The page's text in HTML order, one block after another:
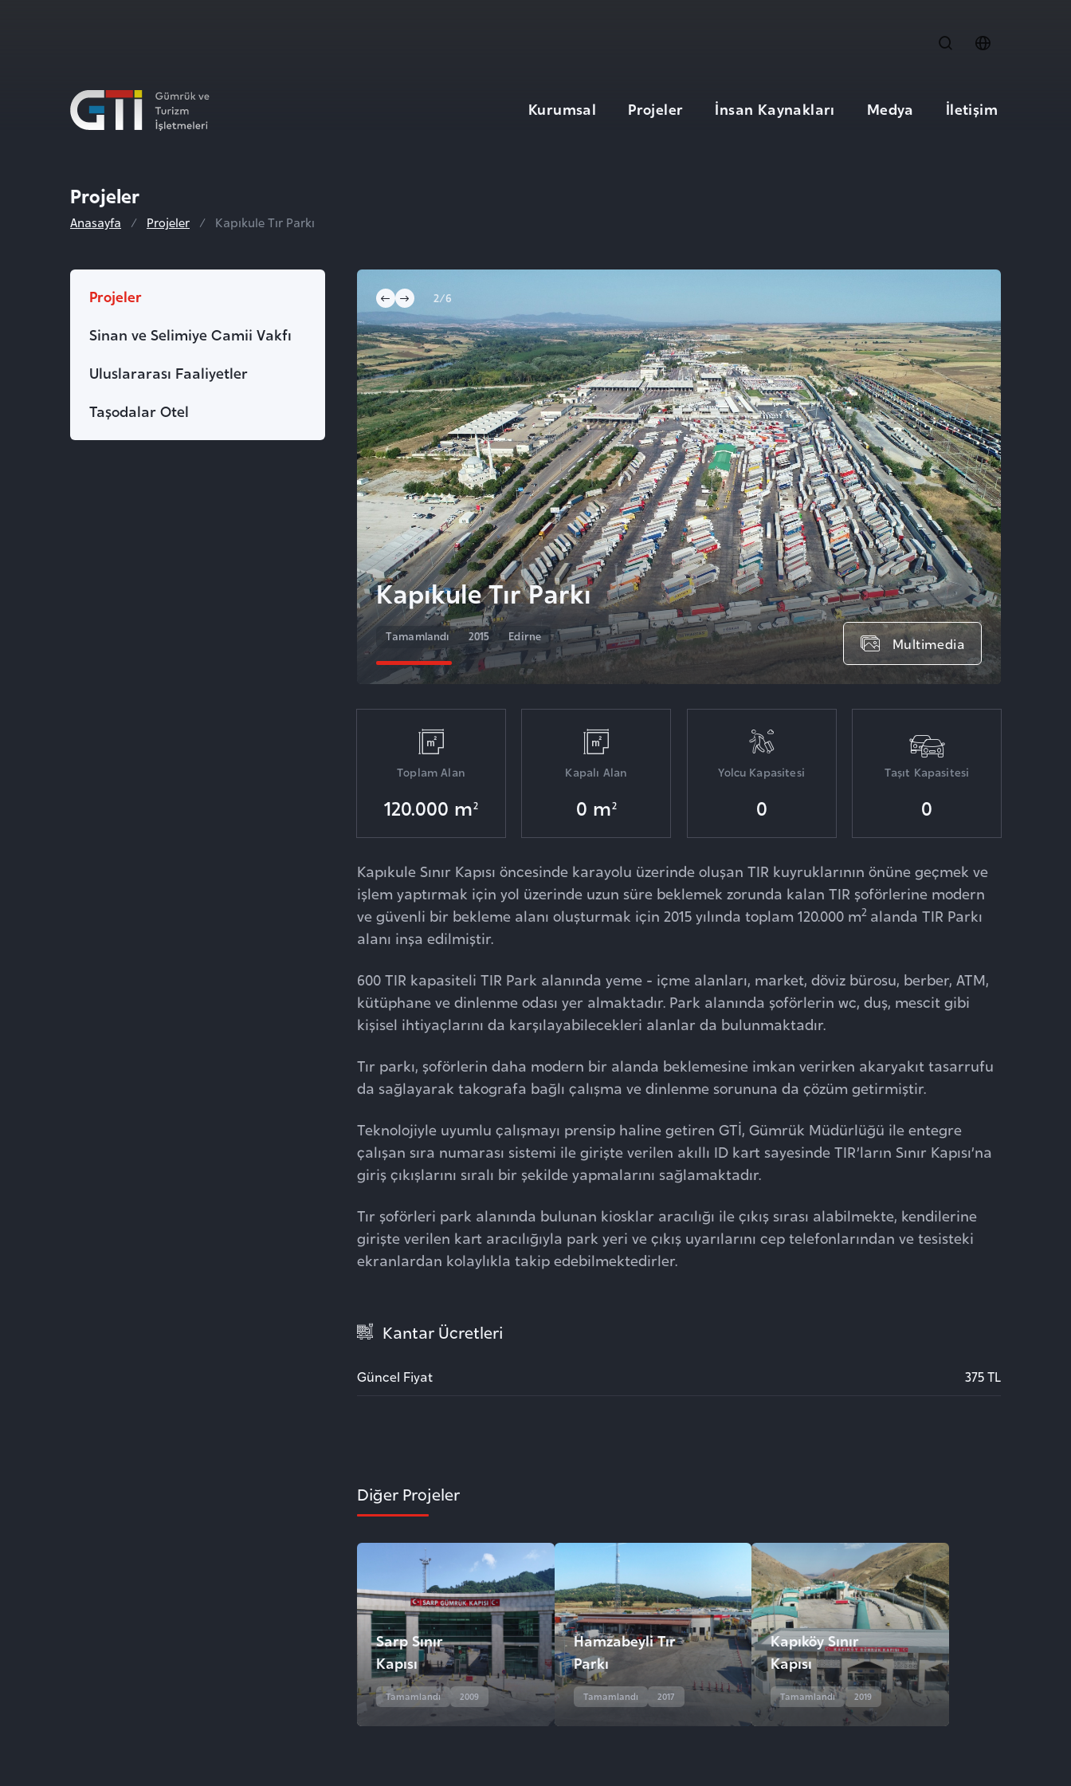
Kurumsal
Kalite
Projeler İnsan Kaynakları Medya İletişim
Projeler
Anasayfa Projeler Kapıkule Tır Parkı
3/6
Kapıkule Tır Parkı
Tamamlandı 2015 Edirne Multimedia
Toplam Alan
120.000 m2
Kapalı Alan
0 m2
Yolcu Kapasitesi
0
Taşıt Kapasitesi
0
Kapıkule Sınır Kapısı öncesinde karayolu üzerinde oluşan TIR kuyruklarının önüne geçmek ve
işlem yaptırmak için yol üzerinde uzun süre beklemek zorunda kalan TIR şoförlerine modern
ve güvenli bir bekleme alanı oluşturmak için 2015 yılında toplam 120.000 m2 alanda TIR Parkı
alanı inşa edilmiştir.
600 TIR kapasiteli TIR Park alanında yeme - içme alanları, market, döviz bürosu, berber, ATM,
kütüphane ve dinlenme odası yer almaktadır. Park alanında şoförlerin wc, duş, mescit gibi
kişisel ihtiyaçlarını da karşılayabilecekleri alanlar da bulunmaktadır.
Tır parkı, şoförlerin daha modern bir alanda beklemesine imkan verirken akaryakıt tasarrufu
da sağlayarak takografa bağlı çalışma ve dinlenme sorununa da çözüm getirmiştir.
Teknolojiyle uyumlu çalışmayı prensip haline getiren GTİ, Gümrük Müdürlüğü ile entegre
çalışan sıra numarası sistemi ile girişte verilen akıllı ID kart sayesinde TIR’ların Sınır Kapısı’na
giriş çıkışlarını sıralı bir şekilde yapmalarını sağlamaktadır.
Tır şoförleri park alanında bulunan kiosklar aracılığı ile çıkış sırası alabilmekte, kendilerine
girişte verilen kart aracılığıyla park yeri ve çıkış uyarılarını cep telefonlarından ve tesisteki
ekranlardan kolaylıkla takip edebilmektedirler.
Kantar Ücretleri
Güncel Fiyat 375 TL
Diğer Projeler
Sarp Sınır
Kapısı
Tamamlandı 2009
Hamzabeyli Tır
Parkı
Tamamlandı 2017
Kapıköy Sınır
Kapısı
Tamamlandı 2019
Projeler
Sinan ve Selimiye Camii Vakfı
Uluslararası Faaliyetler
Taşodalar Otel